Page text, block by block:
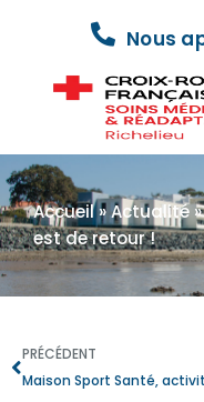
Nous
Accueil»Actualité
est de retour !
PRÉCÉDENT